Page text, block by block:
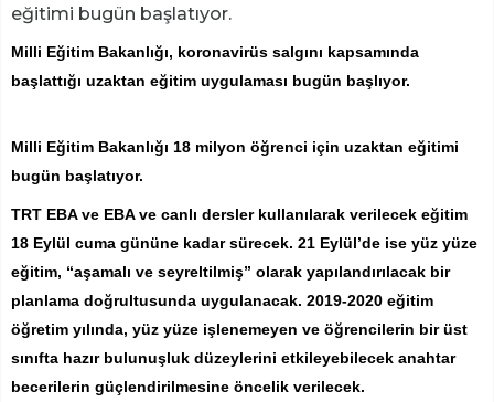
eğitimi bugün başlatıyor.
Milli Eğitim Bakanlığı, koronavirüs salgını kapsamında
başlattığı uzaktan eğitim uygulaması bugün başlıyor.
Milli Eğitim Bakanlığı 18 milyon öğrenci için uzaktan eğitimi
bugün başlatıyor.
TRT EBA ve EBA ve canlı dersler kullanılarak verilecek eğitim
18 Eylül cuma gününe kadar sürecek. 21 Eylül’de ise yüz yüze
eğitim, “aşamalı ve seyreltilmiş” olarak yapılandırılacak bir
planlama doğrultusunda uygulanacak. 2019-2020 eğitim
öğretim yılında, yüz yüze işlenemeyen ve öğrencilerin bir üst
sınıfta hazır bulunuşluk düzeylerini etkileyebilecek anahtar
becerilerin güçlendirilmesine öncelik verilecek.